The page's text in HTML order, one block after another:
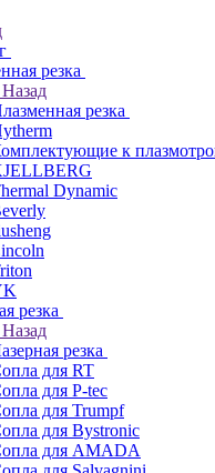
резка
Назад
резка
к
Dynamic
резка
Назад
резка
для RT
для P-tec
для Trumpf
для Bystronic
для AMADA